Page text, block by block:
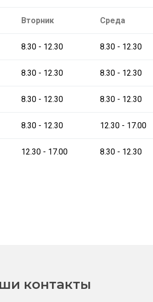
Вторник Среда
8.30 - 12.30 8.30 - 12.30
8.30 - 12.30 8.30 - 12.30
8.30 - 12.30 8.30 - 12.30
8.30 - 12.30 12.30 - 17.00
12.30 - 17.00 8.30 - 12.30
контакты